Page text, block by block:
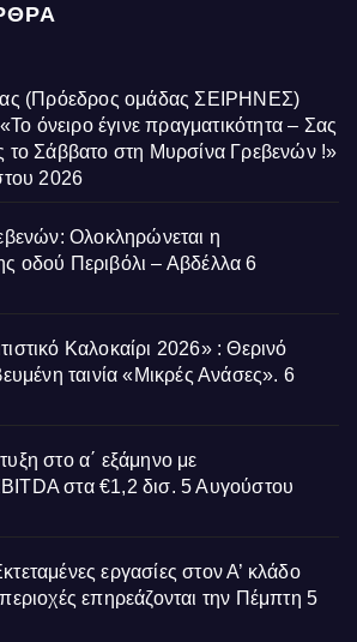
(Πρόεδρος ομάδας ΣΕΙΡΗΝΕΣ)
όνειρο έγινε πραγματικότητα – Σας
το Σάββατο στη Μυρσίνα Γρεβενών !»
2026
Ολοκληρώνεται η
οδού Περιβόλι – Αβδέλλα 6
Καλοκαίρι 2026» : Θερινό
ταινία «Μικρές Ανάσες». 6
στο α΄ εξάμηνο με
στα €1,2 δισ. 5 Αυγούστου
εργασίες στον Α’ κλάδο
επηρεάζονται την Πέμπτη 5